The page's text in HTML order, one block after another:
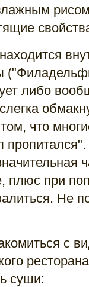
либо
что
плюс при
Не
с
суши: